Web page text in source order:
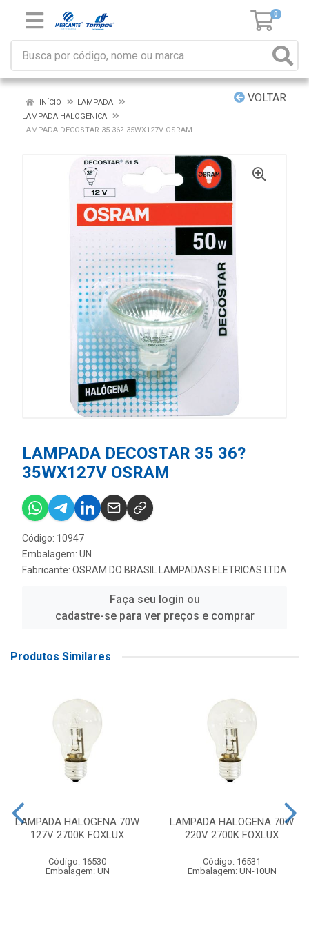
0
VOLTAR
INÍCIO
LAMPADA
LAMPADA HALOGENICA
LAMPADA DECOSTAR 35 36? 35WX127V OSRAM
LAMPADA DECOSTAR 35 36?
35WX127V OSRAM
Código: 10947
Embalagem: UN
Fabricante: OSRAM DO BRASIL LAMPADAS ELETRICAS LTDA
Faça seu login ou
cadastre-se para ver preços e comprar
Produtos Similares
LAMPADA HALOGENA 70W
127V 2700K FOXLUX
Código: 16530
Embalagem: UN
LAMPADA HALOGENA 70W
220V 2700K FOXLUX
Código: 16531
Embalagem: UN-10UN